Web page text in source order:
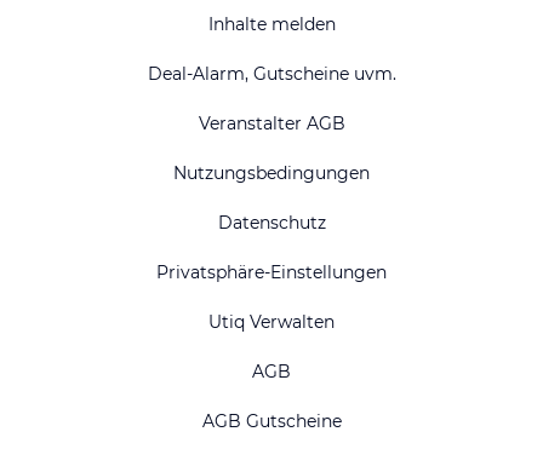
Inhalte melden
Deal-Alarm, Gutscheine uvm.
Veranstalter AGB
Nutzungsbedingungen
Datenschutz
Privatsphäre-Einstellungen
Utiq Verwalten
AGB
AGB Gutscheine